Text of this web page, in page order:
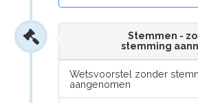
Stemmen -
stemming
Wetsvoorstel zonder
aangenomen